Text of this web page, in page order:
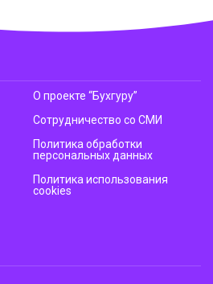
О проекте “Бухгуру”
Сотрудничество со СМИ
Политика обработки
персональных данных
Политика использования
cookies